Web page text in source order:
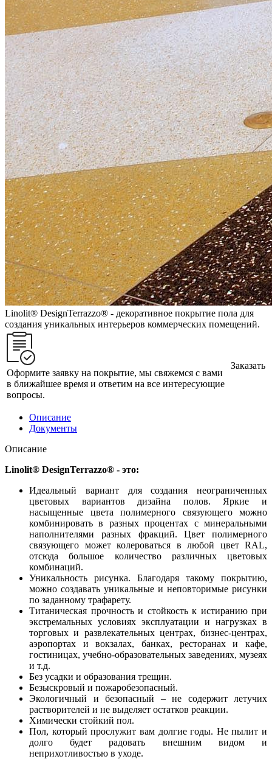
Linolit® DesignTerrazzo® - декоративное покрытие пола для
создания уникальных интерьеров коммерческих помещений.
Оформите заявку на покрытие, мы свяжемся с вами
в ближайшее время и ответим на все интересующие
вопросы.
Заказать
Описание
Документы
Описание
Linolit® DesignTerrazzo® - это:
Идеальный вариант для создания неограниченных
цветовых вариантов дизайна полов. Яркие и
насыщенные цвета полимерного связующего можно
комбинировать в разных процентах с минеральными
наполнителями разных фракций. Цвет полимерного
связующего может колероваться в любой цвет RAL,
отсюда большое количество различных цветовых
комбинаций.
Уникальность рисунка. Благодаря такому покрытию,
можно создавать уникальные и неповторимые рисунки
по заданному трафарету.
Титаническая прочность и стойкость к истиранию при
экстремальных условиях эксплуатации и нагрузках в
торговых и развлекательных центрах, бизнес-центрах,
аэропортах и вокзалах, банках, ресторанах и кафе,
гостиницах, учебно-образовательных заведениях, музеях
и т.д.
Без усадки и образования трещин.
Безыскровый и пожаробезопасный.
Экологичный и безопасный – не содержит летучих
растворителей и не выделяет остатков реакции.
Химически стойкий пол.
Пол, который прослужит вам долгие годы. Не пылит и
долго будет радовать внешним видом и
неприхотливостью в уходе.